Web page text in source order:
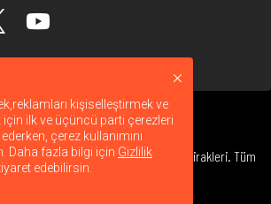
Inc. veya bağlı kuruluşları ve iştirakleri. Tüm
kişiselleştirmek ve
için ilk ve üçüncü parti çerezleri
çerez kullanımını
Daha fazla bilgi için Gizlilik
edebilirsin.